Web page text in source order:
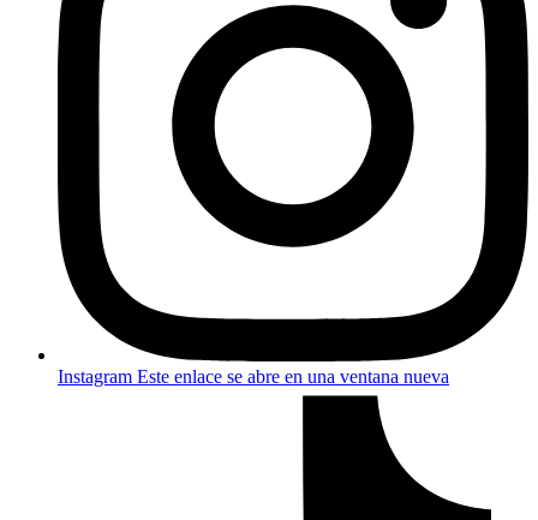
Instagram Este enlace se abre en una ventana nueva